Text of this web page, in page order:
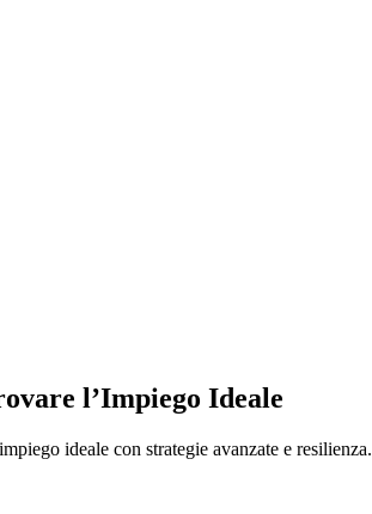
l’Impiego Ideale
ideale con strategie avanzate e resilienza.